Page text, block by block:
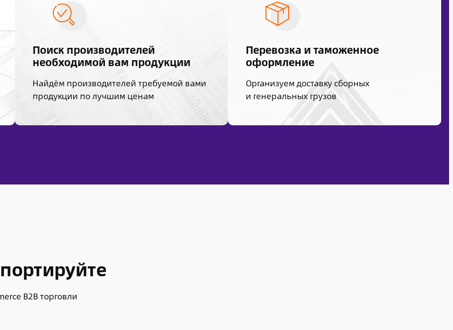
Поиск производителей
необходимой вам продукции
Найдём производителей требуемой вами
продукции по лучшим ценам
Перевозка и таможенное
оформление
Организуем доставку сборных
и генеральных грузов
B2B торговли